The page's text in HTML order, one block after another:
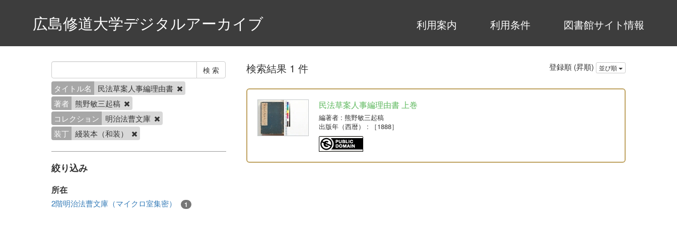
利用案内 利用条件 図書館サイト情報
広島修道大学デジタルアーカイブ
タイトル名
民法草案人事編理由書
著者
熊野敏三起稿
コレクション
明治法曹文庫
装丁 綫装本（和装）
絞り込み
所在
2階明治法曹文庫（マイクロ室集密） 1
検索結果 1 件 登録順 (昇順) 並び順
民法草案人事編理由書 上巻
編著者: 熊野敏三起稿
出版年（西暦）
: ［1888］